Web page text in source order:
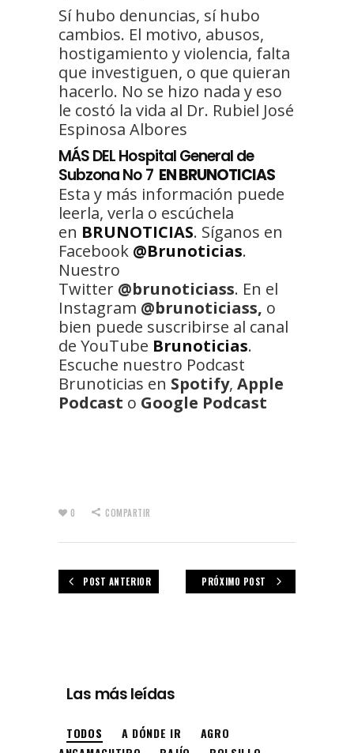
Sí hubo denuncias, sí hubo
cambios. El motivo, abusos,
hostigamiento y violencia, falta
que investiguen, o que quieran
hacerlo. No se hizo nada y eso
le costó la vida al Dr. Rubiel José
Espinosa Albores
MÁS DEL Hospital General de
Subzona No 7 EN BRUNOTICIAS
Esta y más información puede
leerla, verla o escúchela
en BRUNOTICIAS. Síganos en
Facebook @Brunoticias.
Nuestro
Twitter @brunoticiass. En el
Instagram @brunoticiass, o
bien puede suscribirse al canal
de YouTube Brunoticias.
Escuche nuestro Podcast
Brunoticias en Spotify, Apple
Podcast o Google Podcast
0 COMPARTIR
POST ANTERIOR PRÓXIMO POST
Las más leídas
TODOS A DÓNDE IR
AGRO